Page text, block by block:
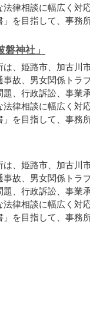
法律相談に幅広く対
」を目指して、事務
神社」
、姫路市、加古川
故、男女関係トラ
、行政訴訟、事業
法律相談に幅広く対
」を目指して、事務
、姫路市、加古川
故、男女関係トラ
、行政訴訟、事業
法律相談に幅広く対
」を目指して、事務